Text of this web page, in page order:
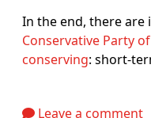
In the end, there are
Conservative Party
conserving: short-
Leave a comment